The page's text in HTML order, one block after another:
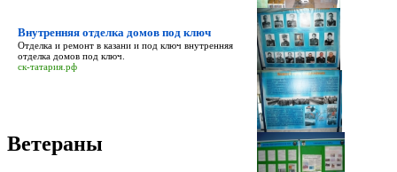
Внутренняя отделка домов под ключ
Отделка и ремонт в казани и под ключ внутренняя
отделка домов под ключ.
ск-татария.рф
Ветераны